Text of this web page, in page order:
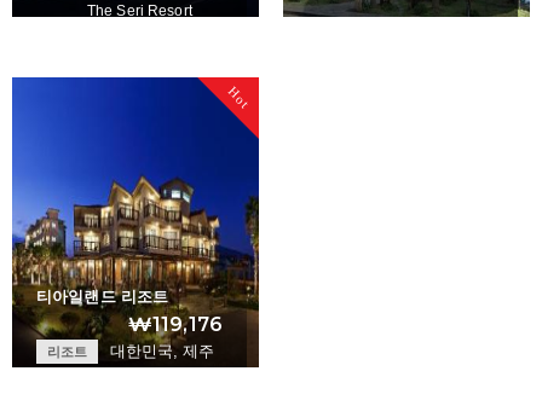
The Seri Resort
+
Hot
티아일랜드 리조트
₩119,176
리조트 대한민국, 제주